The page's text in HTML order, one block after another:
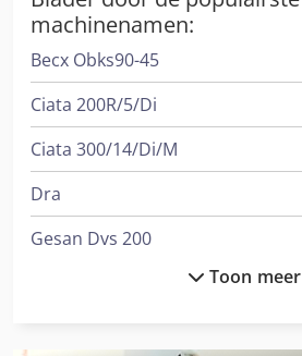
machinenamen:
Becx Obks90-45
Ciata 200R/5/Di
Ciata 300/14/Di/M
Dra
Gesan Dvs 200
Toon meer